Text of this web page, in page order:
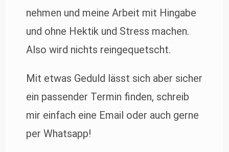
nehmen und meine Arbeit mit Hingabe
und ohne Hektik und Stress machen.
Also wird nichts reingequetscht.
Mit etwas Geduld lässt sich aber sicher
ein passender Termin finden, schreib
mir einfach eine Email oder auch gerne
per Whatsapp!